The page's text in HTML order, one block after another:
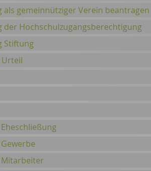
als gemeinnütziger Verein beantragen
der Hochschulzugangsberechtigung
Stiftung